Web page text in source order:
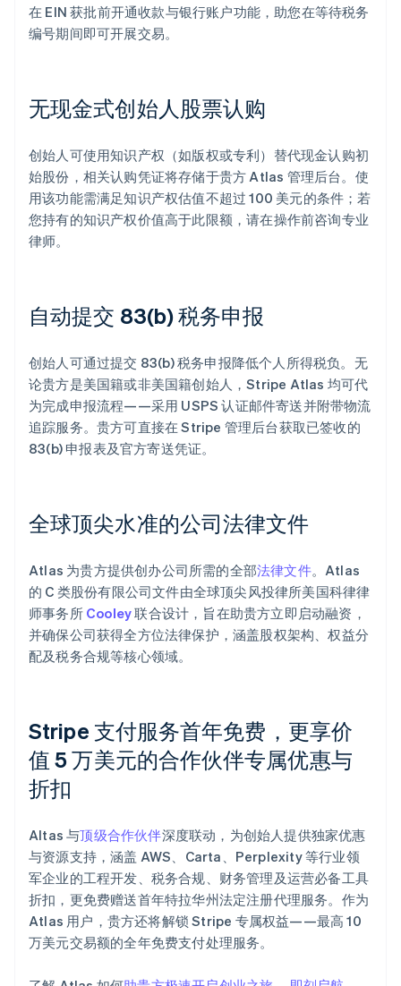
在 EIN 获批前开通收款与银行账户功能，助您在等待税务
编号期间即可开展交易。
无现金式创始人股票认购
创始人可使用知识产权（如版权或专利）替代现金认购初
始股份，相关认购凭证将存储于贵方 Atlas 管理后台。使
用该功能需满足知识产权估值不超过 100 美元的条件；若
您持有的知识产权价值高于此限额，请在操作前咨询专业
律师。
自动提交 83(b) 税务申报
创始人可通过提交 83(b) 税务申报降低个人所得税负。无
论贵方是美国籍或非美国籍创始人，Stripe Atlas 均可代
为完成申报流程——采用 USPS 认证邮件寄送并附带物流
追踪服务。贵方可直接在 Stripe 管理后台获取已签收的
83(b) 申报表及官方寄送凭证。
全球顶尖水准的公司法律文件
Atlas 为贵方提供创办公司所需的全部法律文件。Atlas
的 C 类股份有限公司文件由全球顶尖风投律所美国科律律
师事务所 Cooley联合设计，旨在助贵方立即启动融资，
并确保公司获得全方位法律保护，涵盖股权架构、权益分
配及税务合规等核心领域。
Stripe 支付服务首年免费，更享价
值 5 万美元的合作伙伴专属优惠与
折扣
Altas 与顶级合作伙伴深度联动，为创始人提供独家优惠
与资源支持，涵盖 AWS、Carta、Perplexity 等行业领
军企业的工程开发、税务合规、财务管理及运营必备工具
折扣，更免费赠送首年特拉华州法定注册代理服务。作为
Atlas 用户，贵方还将解锁 Stripe 专属权益——最高 10
万美元交易额的全年免费支付处理服务。
阿联酋
English
爱尔兰
爱沙尼亚
English
奥地利
Deutsch English
澳大利亚
English
巴西
保加利亚